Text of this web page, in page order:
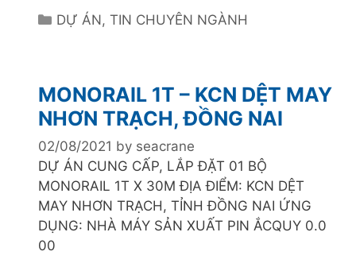
C
g
o
r
i
e
s
DỰ ÁN,TIN CHUYÊN NGÀNH
MONORAIL 1T – KCN DỆT MAY
NHƠN TRẠCH, ĐỒNG NAI
02/08/2021 by seacrane
DỰ ÁN CUNG CẤP, LẮP ĐẶT 01 BỘ
MONORAIL 1T X 30M ĐỊA ĐIỂM: KCN DỆT
MAY NHƠN TRẠCH, TỈNH ĐỒNG NAI ỨNG
DỤNG: NHÀ MÁY SẢN XUẤT PIN ẮCQUY 0.0
00